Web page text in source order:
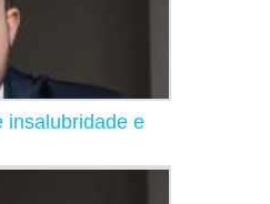
insalubridade e